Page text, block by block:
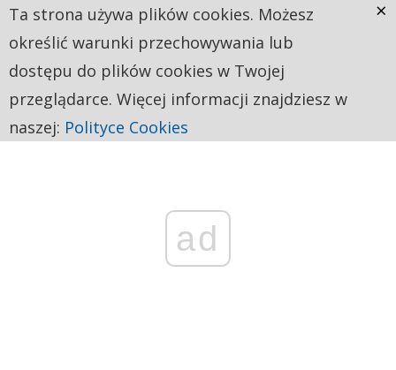
ad
Ta strona używa plików cookies. Możesz
określić warunki przechowywania lub
dostępu do plików cookies w Twojej
przeglądarce. Więcej informacji znajdziesz w
naszej: Polityce Cookies
×